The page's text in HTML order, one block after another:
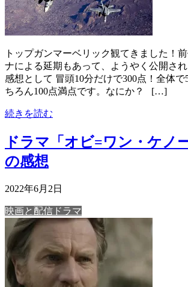
トップガンマーベリック観てきました！
ナによる延期もあって、ようやく公開さ
感想として 冒頭10分だけで300点！全体で
ちろん100点満点です。なにか？ […]
続きを読む
ドラマ「オビ=ワン・ケノ
の感想
2022年6月2日
映画と配信ドラマ